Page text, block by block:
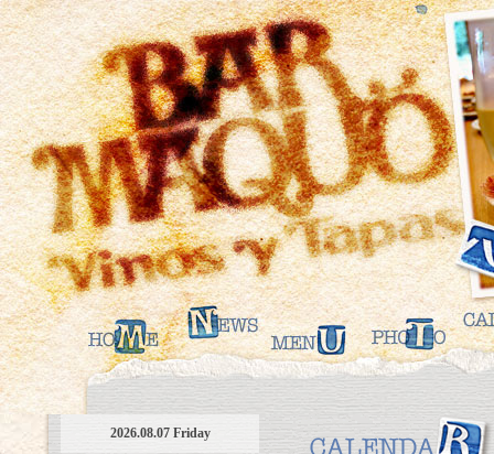
2026.08.07 Friday